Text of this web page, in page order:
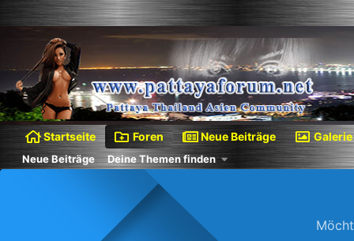
Startseite Foren Neue Beiträge Galerie
Neue Beiträge Deine Themen finden